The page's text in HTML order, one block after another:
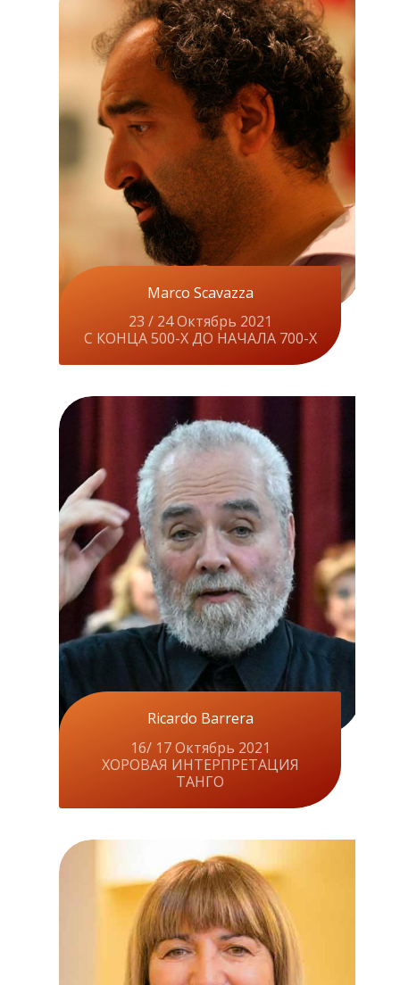
Marco Scavazza
23 / 24 Oктябрь 2021
С КОНЦА 500-Х ДО НАЧАЛА 700-Х
Ricardo Barrera
16/ 17 Октябрь 2021
ХОРОВАЯ ИНТЕРПРЕТАЦИЯ
ТАНГО